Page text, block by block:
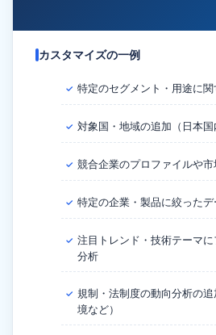
カスタマイズの一例
✓ 特定のセグメント・用途に
✓ 対象国・地域の追加（日本国
✓ 競合企業のプロファイルや
✓ 特定の企業・製品に絞った
✓ 注目トレンド・技術テーマ
分析
✓ 規制・法制度の動向分析の
境など）